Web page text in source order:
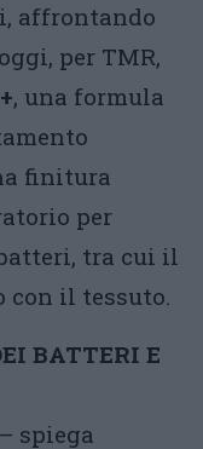
affrontando
per TMR,
, una formula
finitura
per
tra cui il
con il tessuto.
BATTERI E
spiega